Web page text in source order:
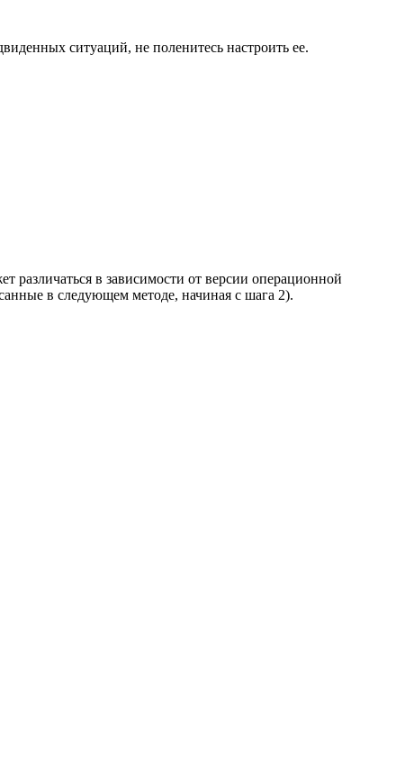
ситуаций, не поленитесь настроить ее.
в зависимости от версии операционной
в следующем методе, начиная с шага 2).